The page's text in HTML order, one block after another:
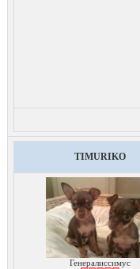
TIMURIKO
Генералиссимус